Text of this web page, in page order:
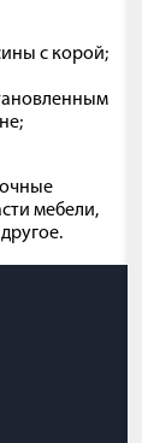
с корой;
мебели,